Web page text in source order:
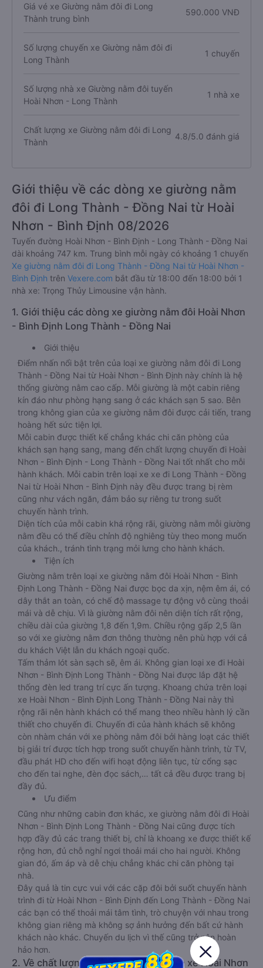
Giá vé xe Giường nằm đôi đi Long
Thành trung bình
590.000 VNĐ
Số lượng chuyến xe Giường nằm đôi đi
Long Thành
1 chuyến
Số lượng nhà xe Giường nằm đôi tuyến
Hoài Nhơn - Long Thành
1 nhà xe
Chất lượng xe Giường nằm đôi đi Long
Thành
4.8/5.0 đánh giá
Giới thiệu về các dòng xe giường nằm
đôi đi Long Thành - Đồng Nai từ Hoài
Nhơn - Bình Định 08/2026
Tuyến đường Hoài Nhơn - Bình Định - Long Thành - Đồng Nai
dài khoảng 747 km. Trung bình mỗi ngày có khoảng 1 chuyến
Xe giường nằm đôi đi Long Thành - Đồng Nai từ Hoài Nhơn -
Bình Định trên Vexere.com bắt đầu từ 18:00 đến 18:00 bởi 1
nhà xe: Trọng Thủy Limousine vận hành.
1. Giới thiệu các dòng xe giường nằm đôi Hoài Nhơn
- Bình Định Long Thành - Đồng Nai
Giới thiệu
Điểm nhấn nổi bật trên của loại xe giường nằm đôi đi Long
Thành - Đồng Nai từ Hoài Nhơn - Bình Định này chính là hệ
thống giường nằm cao cấp. Mỗi giường là một cabin riêng
kín đáo như phòng hạng sang ở các khách sạn 5 sao. Bên
trong không gian của xe giường nằm đôi được cải tiến, trang
hoàng hết sức tiện lợi.
Mỗi cabin được thiết kế chẳng khác chi căn phòng của
khách sạn hạng sang, mang đến chất lượng chuyến đi Hoài
Nhơn - Bình Định - Long Thành - Đồng Nai tốt nhất cho mỗi
hành khách. Mỗi cabin trên loại xe xe đi Long Thành - Đồng
Nai từ Hoài Nhơn - Bình Định này đều được trang bị rèm
cũng như vách ngăn, đảm bảo sự riêng tư trong suốt
chuyến hành trình.
Diện tích của mỗi cabin khá rộng rãi, giường nằm mỗi giường
nằm đều có thể điều chỉnh độ nghiêng tùy theo mong muốn
của khách., tránh tình trạng mỏi lưng cho hành khách.
Tiện ích
Giường nằm trên loại xe giường nằm đôi Hoài Nhơn - Bình
Định Long Thành - Đồng Nai được bọc da xịn, nệm êm ái, có
dây thắt an toàn, có chế độ massage tự động vô cùng thoải
mái và dễ chịu. Vì là giường nằm đôi nên diện tích rất rộng,
chiều dài của giường 1,8 đến 1,9m. Chiều rộng gấp 2,5 lần
so với xe giường nằm đơn thông thường nên phù hợp với cả
du khách Việt lẫn du khách ngoại quốc.
Tấm thảm lót sàn sạch sẽ, êm ái. Không gian loại xe đi Hoài
Nhơn - Bình Định Long Thành - Đồng Nai được lắp đặt hệ
thống đèn led trang trí cực ấn tượng. Khoang chứa trên loại
xe Hoài Nhơn - Bình Định Long Thành - Đồng Nai này thì
rộng rãi nên hành khách có thể mang theo nhiều hành lý cần
thiết cho chuyến đi. Chuyến đi của hành khách sẽ không
còn nhàm chán với xe phòng nằm đôi bởi hàng loạt các thiết
bị giải trí được tích hợp trong suốt chuyến hành trình, từ TV,
đầu phát HD cho đến wifi hoạt động liên tục, từ cổng sạc
cho đến tai nghe, đèn đọc sách,… tất cả đều được trang bị
đầy đủ.
Ưu điểm
Cũng như những cabin đơn khác, xe giường nằm đôi đi Hoài
Nhơn - Bình Định Long Thành - Đồng Nai cũng được tích
hợp đầy đủ các trang thiết bị, chỉ là khoang xe được thiết kế
rộng hơn, đủ chỗ nghỉ ngơi thoải mái cho hai người. Không
gian đó, ấm áp và dễ chịu chẳng khác chi căn phòng tại
nhà.
Đây quả là tin cực vui với các cặp đôi bởi suốt chuyến hành
trình đi từ Hoài Nhơn - Bình Định đến Long Thành - Đồng Nai
các bạn có thể thoải mái tâm tình, trò chuyện với nhau trong
không gian riêng mà không sợ ảnh hưởng đến bất cứ hành
khách nào khác. Chuyến du lịch vì thế cũng trở nên hoàn
hảo hơn.
2. Về chất lượng, review, đánh giá nhà xe Hoài Nhơn